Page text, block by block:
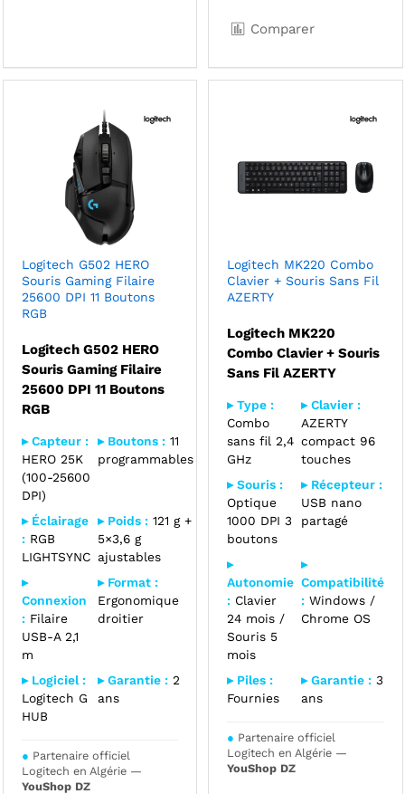
Comparer
Logitech G502 HERO
Souris Gaming Filaire
25600 DPI 11 Boutons
RGB
Logitech G502 HERO
Souris Gaming Filaire
25600 DPI 11 Boutons
RGB
▸ Capteur :
HERO 25K
(100-25600
DPI)
▸ Boutons :11
programmables
▸ Éclairage
:RGB
LIGHTSYNC
▸ Poids :121 g +
5×3,6 g
ajustables
▸
Connexion
:Filaire
USB-A 2,1
m
▸ Format :
Ergonomique
droitier
▸ Logiciel :
Logitech G
HUB
▸ Garantie :2
ans
● Partenaire officiel
Logitech en Algérie —
YouShop DZ
Logitech MK220 Combo
Clavier + Souris Sans Fil
AZERTY
Logitech MK220
Combo Clavier + Souris
Sans Fil AZERTY
▸ Type :
Combo
sans fil 2,4
GHz
▸ Clavier :
AZERTY
compact 96
touches
▸ Souris :
Optique
1000 DPI 3
boutons
▸ Récepteur :
USB nano
partagé
▸
Autonomie
: Clavier
24 mois /
Souris 5
mois
▸
Compatibilité
: Windows /
Chrome OS
▸ Piles :
Fournies
▸ Garantie : 3
ans
● Partenaire officiel
Logitech en Algérie —
YouShop DZ